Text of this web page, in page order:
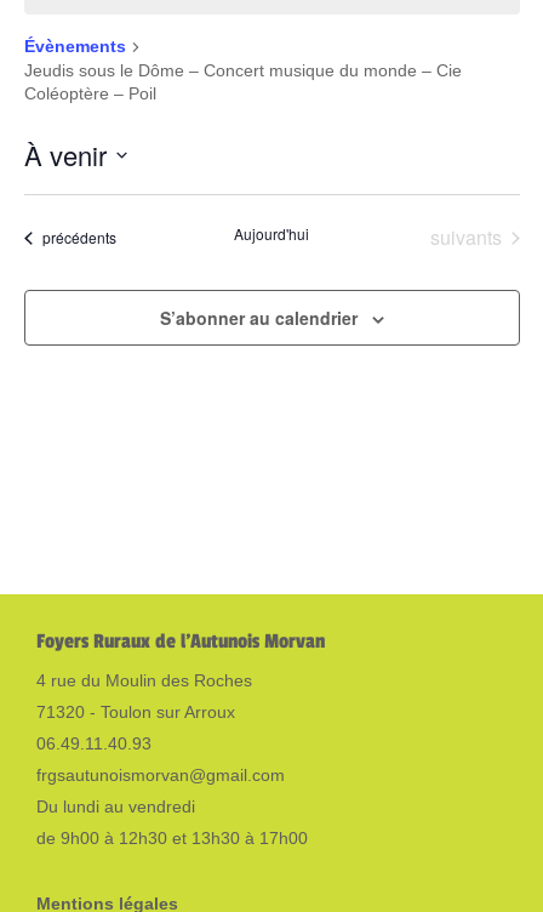
Évènements
Jeudis sous le Dôme – Concert musique du monde – Cie
Coléoptère – Poil
À venir
date.Évènements
précédents Aujourd'hui Évènements
suivants
S’abonner au calendrier
Foyers Ruraux de l'Autunois Morvan
4 rue du Moulin des Roches
71320 - Toulon sur Arroux
06.49.11.40.93
frgsautunoismorvan@gmail.com
Du lundi au vendredi
de 9h00 à 12h30 et 13h30 à 17h00
Mentions légales